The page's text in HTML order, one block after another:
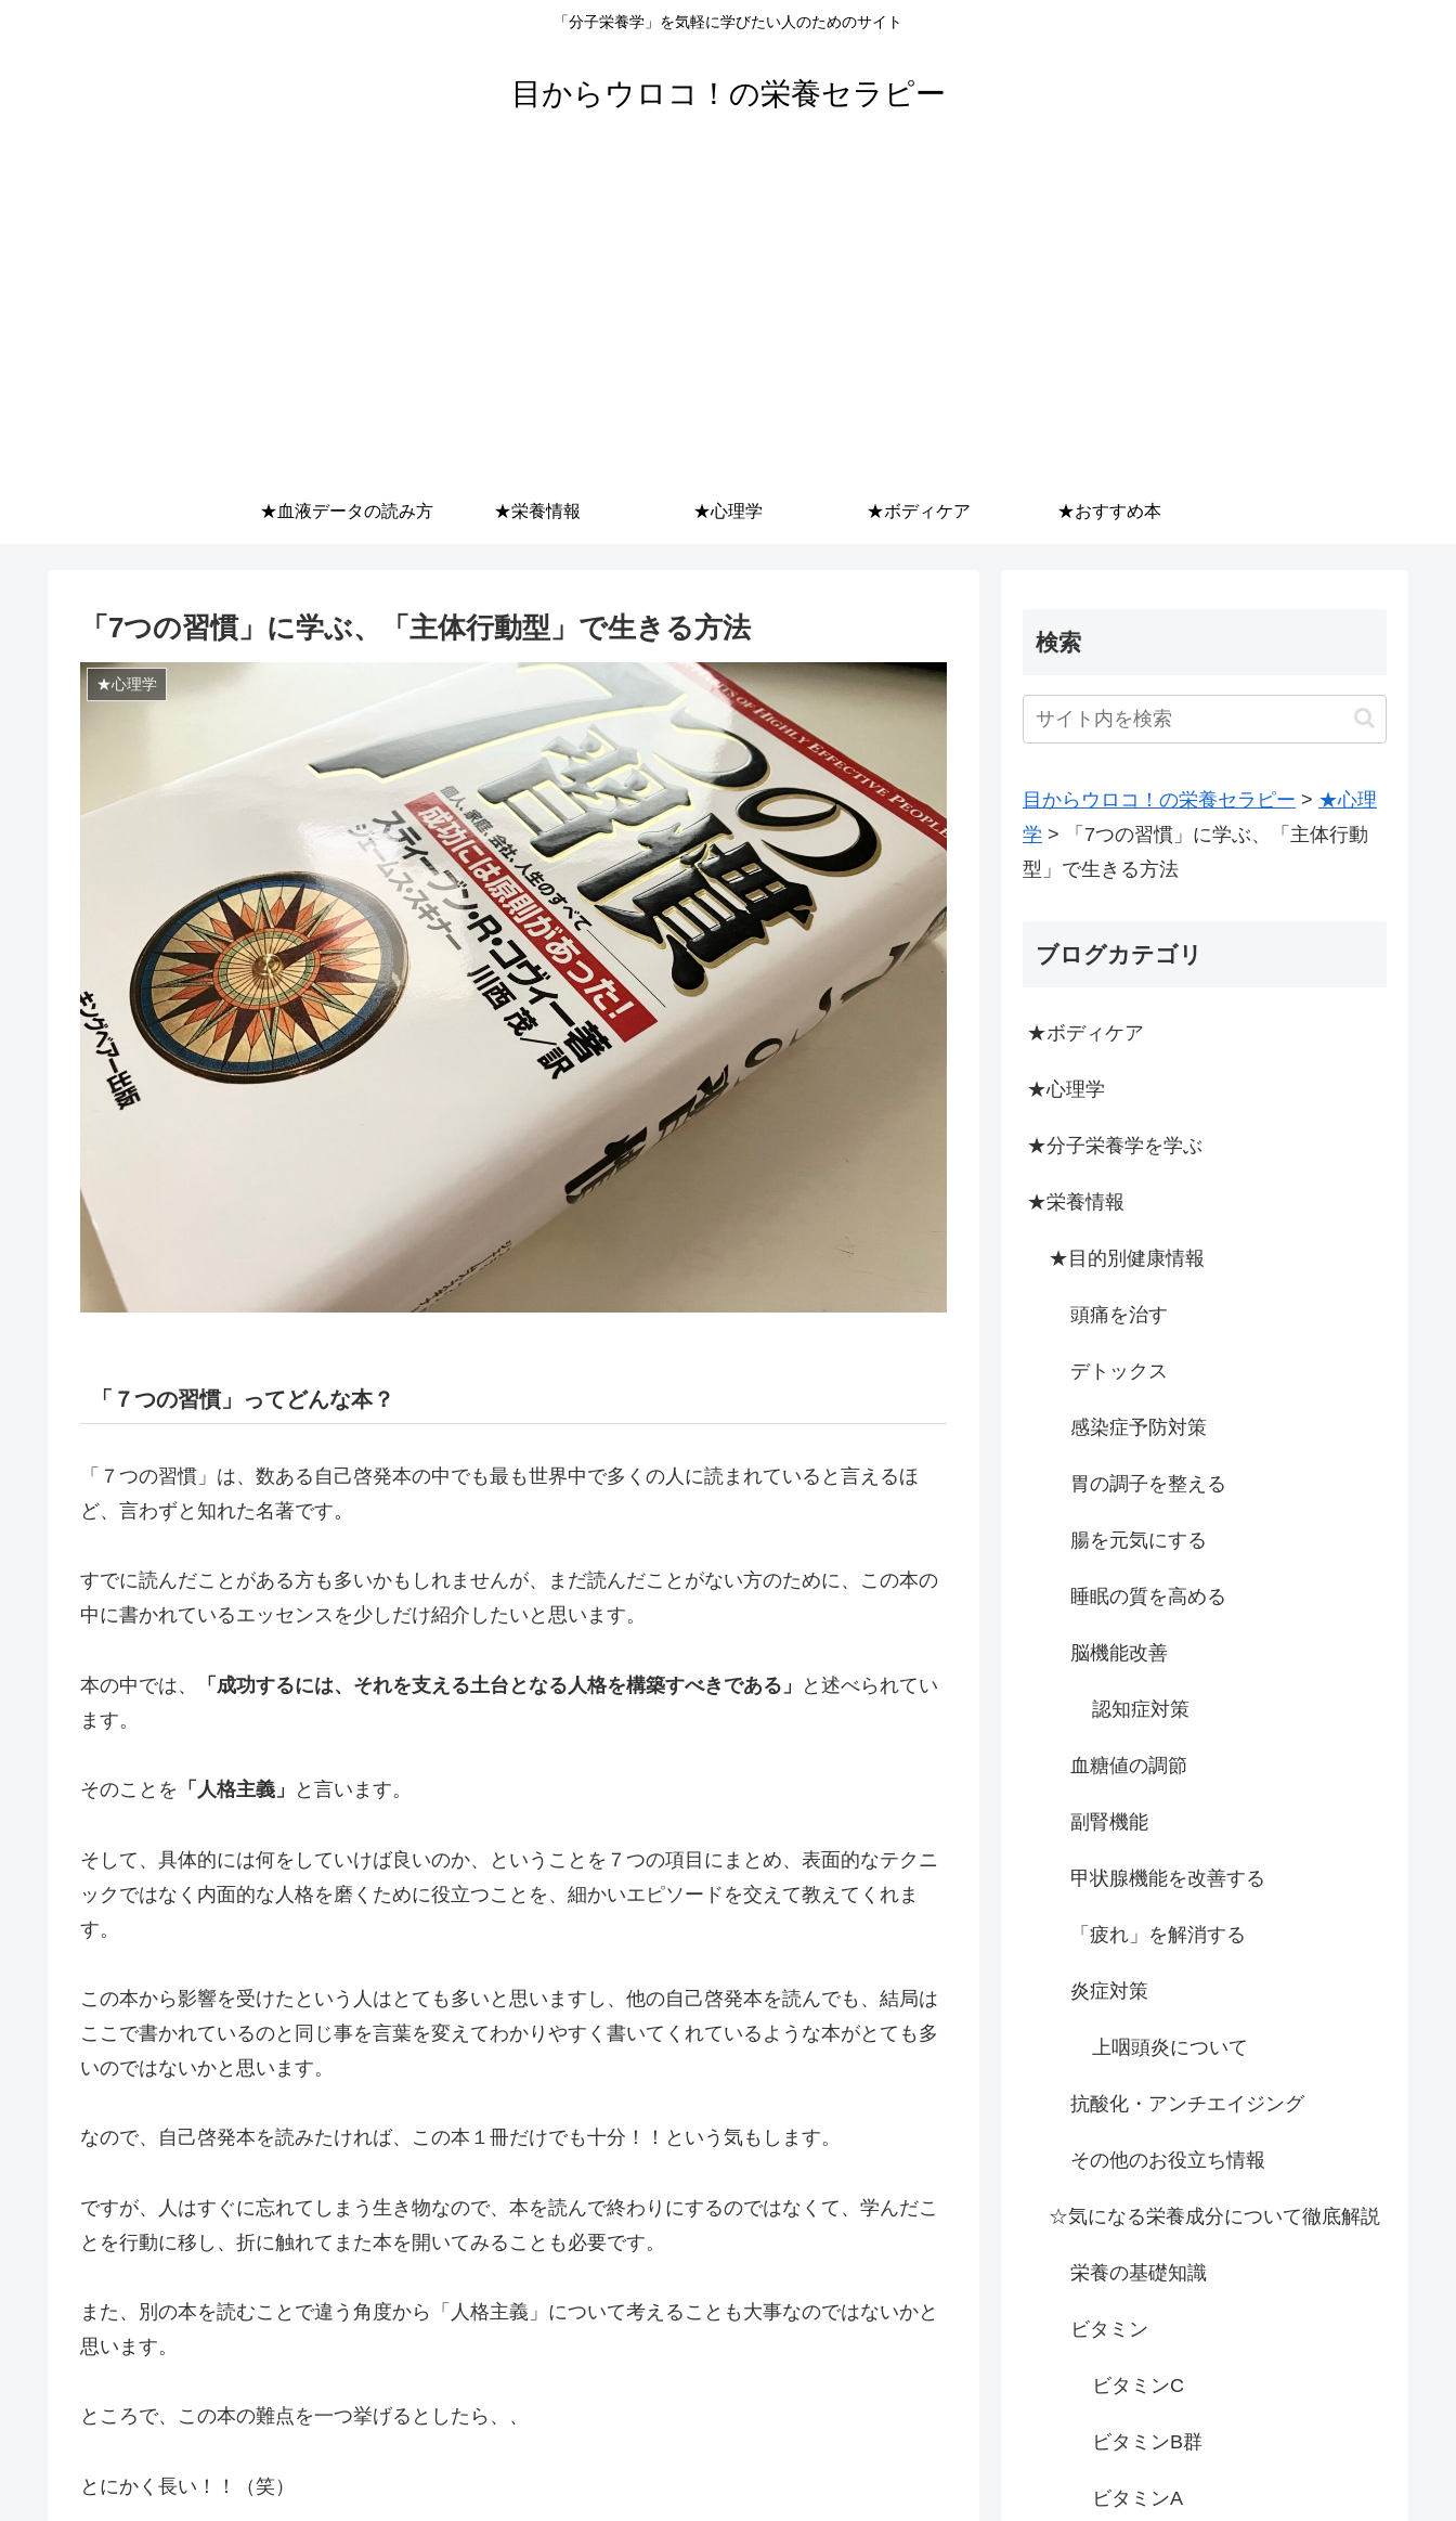
「分子栄養学」を気軽に学びたい人のためのサイト
目からウロコ！の栄養セラピー
★血液データの読み方 ★栄養情報 ★心理学 ★ボディケア ★おすすめ本
「7つの習慣」に学ぶ、「主体行動型」で生きる方法
★心理学
「７つの習慣」ってどんな本？
「７つの習慣」は、数ある自己啓発本の中でも最も世界中で多くの人に読まれていると言えるほ
ど、言わずと知れた名著です。
すでに読んだことがある方も多いかもしれませんが、まだ読んだことがない方のために、この本の
中に書かれているエッセンスを少しだけ紹介したいと思います。
本の中では、 「成功するには、それを支える土台となる人格を構築すべきである」
と述べられてい
ます。
そのことを 「人格主義」 と言います。
そして、具体的には何をしていけば良いのか、ということを７つの項目にまとめ、表面的なテクニ
ックではなく内面的な人格を磨くために役立つことを、細かいエピソードを交えて教えてくれま
す。
この本から影響を受けたという人はとても多いと思いますし、他の自己啓発本を読んでも、結局は
ここで書かれているのと同じ事を言葉を変えてわかりやすく書いてくれているような本がとても多
いのではないかと思います。
なので、自己啓発本を読みたければ、この本１冊だけでも十分！！という気もします。
ですが、人はすぐに忘れてしまう生き物なので、本を読んで終わりにするのではなくて、学んだこ
とを行動に移し、折に触れてまた本を開いてみることも必要です。
また、別の本を読むことで違う角度から「人格主義」について考えることも大事なのではないかと
思います。
ところで、この本の難点を一つ挙げるとしたら、、
とにかく長い！！（笑）
検索
目からウロコ！の栄養セラピー > ★心理
学 >
「7つの習慣」に学ぶ、「主体行動
型」で生きる方法
ブログカテゴリ
★ボディケア
★心理学
★分子栄養学を学ぶ
★栄養情報
★目的別健康情報
頭痛を治す
デトックス
感染症予防対策
胃の調子を整える
腸を元気にする
睡眠の質を高める
脳機能改善
認知症対策
血糖値の調節
副腎機能
甲状腺機能を改善する
「疲れ」を解消する
炎症対策
上咽頭炎について
抗酸化・アンチエイジング
その他のお役立ち情報
☆気になる栄養成分について徹底解説
栄養の基礎知識
ビタミン
ビタミンC
ビタミンB群
ビタミンA